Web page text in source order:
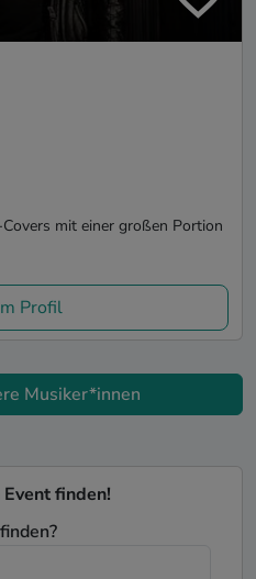
mit einer großen Portion
Profil
Musiker*innen
finden!